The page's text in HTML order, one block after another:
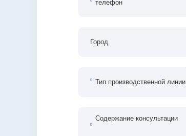
телефон
Город
Тип производственной линии
Содержание консультации